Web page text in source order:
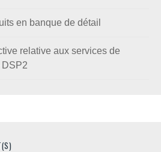
en banque de détail
relative aux services de
DSP2